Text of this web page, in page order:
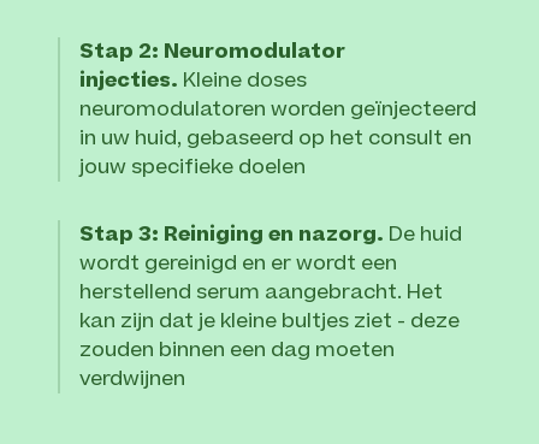
Stap 2: Neuromodulator
injecties. Kleine doses
neuromodulatoren worden geïnjecteerd
in uw huid, gebaseerd op het consult en
jouw specifieke doelen
Stap 3: Reiniging en nazorg. De huid
wordt gereinigd en er wordt een
herstellend serum aangebracht. Het
kan zijn dat je kleine bultjes ziet - deze
zouden binnen een dag moeten
verdwijnen